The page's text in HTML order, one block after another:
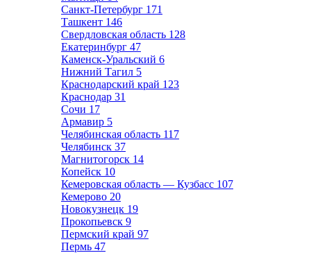
Санкт-Петербург 171
Ташкент 146
Свердловская область 128
Екатеринбург 47
Каменск-Уральский 6
Нижний Тагил 5
Краснодарский край 123
Краснодар 31
Сочи 17
Армавир 5
Челябинская область 117
Челябинск 37
Магнитогорск 14
Копейск 10
Кемеровская область — Кузбасс 107
Кемерово 20
Новокузнецк 19
Прокопьевск 9
Пермский край 97
Пермь 47